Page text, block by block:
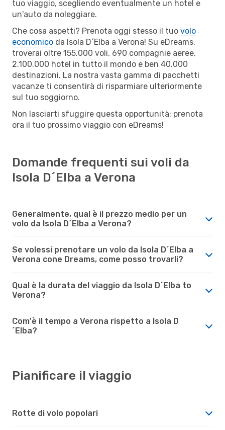
tuo viaggio, scegliendo eventualmente un hotel e
un'auto da noleggiare.
Che cosa aspetti? Prenota oggi stesso il tuo volo
economico da Isola D´Elba a Verona! Su eDreams,
troverai oltre 155.000 voli, 690 compagnie aeree,
2.100.000 hotel in tutto il mondo e ben 40.000
destinazioni. La nostra vasta gamma di pacchetti
vacanze ti consentirà di risparmiare ulteriormente
sul tuo soggiorno.
Non lasciarti sfuggire questa opportunità: prenota
ora il tuo prossimo viaggio con eDreams!
Domande frequenti sui voli da
Isola D´Elba a Verona
Generalmente, qual è il prezzo medio per un
volo da Isola D´Elba a Verona?
Se volessi prenotare un volo da Isola D´Elba a
Verona cone Dreams, come posso trovarli?
Qual è la durata del viaggio da Isola D´Elba to
Verona?
Com'è il tempo a Verona rispetto a Isola D
´Elba?
Pianificare il viaggio
Rotte di volo popolari